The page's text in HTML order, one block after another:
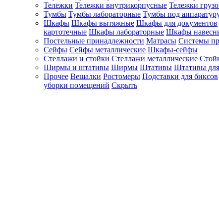
Тележки Тележки внутрикорпусные Тележки
Тумбы Тумбы лабораторные Тумбы под
Шкафы Шкафы вытяжные Шкафы для документов
картотечные Шкафы лабораторные Шкафы
Постельные принадлежности Матрасы Системы
Сейфы Сейфы металлические Шкафы-сейфы
Стеллажи и стойки Стеллажи металлические
Ширмы и штативы Ширмы Штативы Штативы
Прочее Вешалки Ростомеры Подставки для биксов
уборки помещений Скрыть